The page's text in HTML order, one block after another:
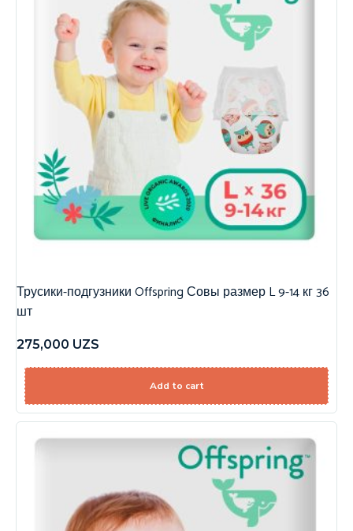
Трусики-подгузники Offspring Совы размер L 9-14 кг 36
шт
275,000 UZS
Add to cart